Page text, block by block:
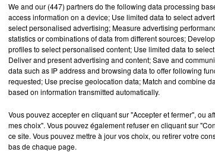
We and our (447) partnersdo the following data processing
access information on a device; Use limited data to select
select personalised advertising; Measure advertising
statistics or combinations of data from different sources;
profiles to select personalised content; Use limited data to
Deliver and present advertising and content; Save and
data such as IP address and browsing data to offer following
requested; Use precise geolocation data; Match and combine
based on information transmitted automatically.
Vous pouvez accepter en cliquant sur "Accepter et fermer", ou
mes choix". Vous pouvez également refuser en cliquant sur
ce site. Vous pouvez mettre à jour vos choix, ou retirer votre
bas de chaque page.